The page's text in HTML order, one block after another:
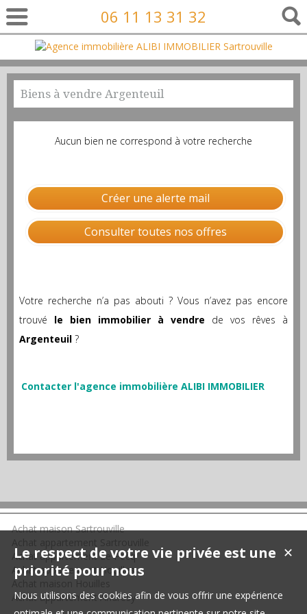
06 11 13 31 32
Biens à vendre Argenteuil
Aucun bien ne correspond à votre recherche
Créer une alerte mail
Consulter toutes nos offres
Votre recherche n’a pas abouti ? Vous n’avez pas encore
trouvé le bien immobilier à vendre de vos rêves à
Argenteuil ?
Contacter l'agence immobilière ALIBI IMMOBILIER
Achat maison Sartrouville
Achat appartement Le Pecq
Achat appartement Houilles
Achat maison Houilles
Achat appartement Andrésy
✕
Le respect de votre vie privée est une
priorité pour nous
Nous utilisons des cookies afin de vous offrir une expérience